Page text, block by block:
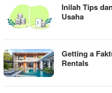
ZHYNETRICK
Inilah Tips
Usaha
Getting a
Rentals